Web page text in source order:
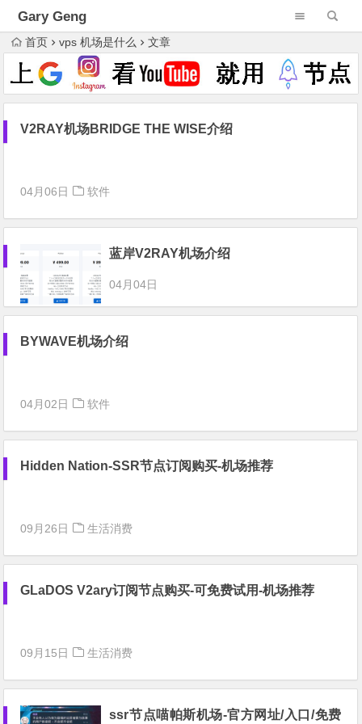
Gary Geng
首页 vps 机场是什么 文章
V2RAY机场BRIDGE THE WISE介绍
04月06日 软件
蓝岸V2RAY机场介绍
04月04日
BYWAVE机场介绍
04月02日 软件
Hidden Nation-SSR节点订阅购买-机场推荐
09月26日 生活消费
GLaDOS V2ary订阅节点购买-可免费试用-机场推荐
09月15日 生活消费
ssr节点喵帕斯机场-官方网址/入口/免费